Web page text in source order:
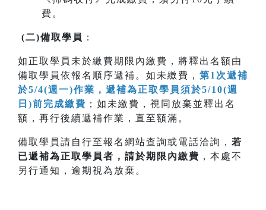
費。
(二)備取學員 ：
如正取學員未於繳費期限內繳費，將釋出名額由
備取學員依報名順序遞補。如未繳費， 第1次遞補
於5/4(週一)作業，遞補為正取學員須於5/10(週
日)前完成繳費 ；如未繳費，視同放棄並釋出名
額，再行後續遞補作業，直至額滿。
備取學員請自行至報名網站查詢或電話洽詢， 若
已遞補為正取學員者，請於期限內繳費 ，本處不
另行通知，逾期視為放棄。